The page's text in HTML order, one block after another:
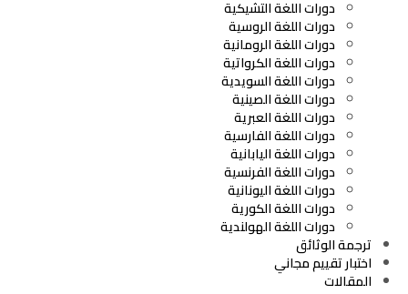
دورات اللغة التشيكية
دورات اللغة الروسية
دورات اللغة الرومانية
دورات اللغة الكرواتية
دورات اللغة السويدية
دورات اللغة الصينية
دورات اللغة العبرية
دورات اللغة الفارسية
دورات اللغة اليابانية
دورات اللغة الفرنسية
دورات اللغة اليونانية
دورات اللغة الكورية
دورات اللغة الهولندية
ترجمة الوثائق
اختبار تقييم مجاني
المقالات